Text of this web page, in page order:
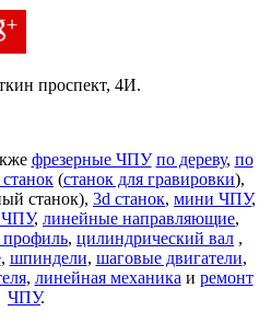
проспект, 4И.
фрезерные ЧПУ по дереву, по
(станок для гравировки),
станок), 3d станок, мини ЧПУ,
ЧПУ, линейные направляющие,
, цилиндрический вал ,
, шпиндели, шаговые двигатели,
, линейная механика и ремонт
ЧПУ.